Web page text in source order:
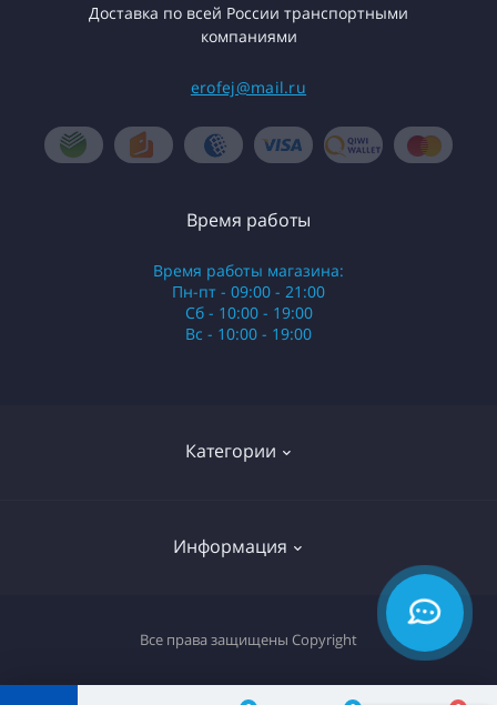
Доставка по всей России транспортными
компаниями
erofej@mail.ru
Категории
Российские сигареты
Информация
Время работы
Время работы магазина:
Пн-пт - 09:00 - 21:00
Сб - 10:00 - 19:00
Вс - 10:00 - 19:00
Все права защищены Copyright